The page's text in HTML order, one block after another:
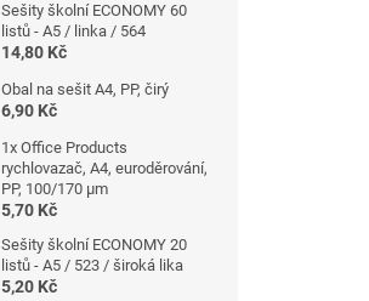
Sešity školní ECONOMY 60
listů - A5 / linka / 564
14,80 Kč
Obal na sešit A4, PP, čirý
6,90 Kč
1x Office Products
rychlovazač, A4, euroděrování,
PP, 100/170 μm
5,70 Kč
Sešity školní ECONOMY 20
listů - A5 / 523 / široká lika
5,20 Kč